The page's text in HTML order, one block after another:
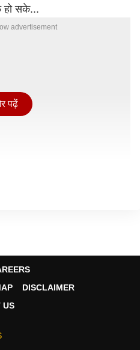
हो सके...
advertisement
एक खास योजना बनाई. इसका
पढ़ें
DISCLAIMER
US